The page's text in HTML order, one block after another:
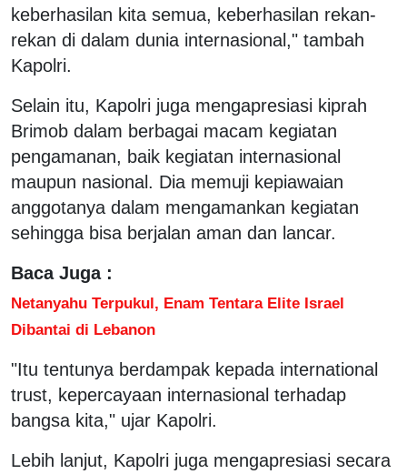
keberhasilan kita semua, keberhasilan rekan-
rekan di dalam dunia internasional," tambah
Kapolri.
Selain itu, Kapolri juga mengapresiasi kiprah
Brimob dalam berbagai macam kegiatan
pengamanan, baik kegiatan internasional
maupun nasional. Dia memuji kepiawaian
anggotanya dalam mengamankan kegiatan
sehingga bisa berjalan aman dan lancar.
Baca Juga :
Netanyahu Terpukul, Enam Tentara Elite Israel
Dibantai di Lebanon
"Itu tentunya berdampak kepada international
trust, kepercayaan internasional terhadap
bangsa kita," ujar Kapolri.
Lebih lanjut, Kapolri juga mengapresiasi secara